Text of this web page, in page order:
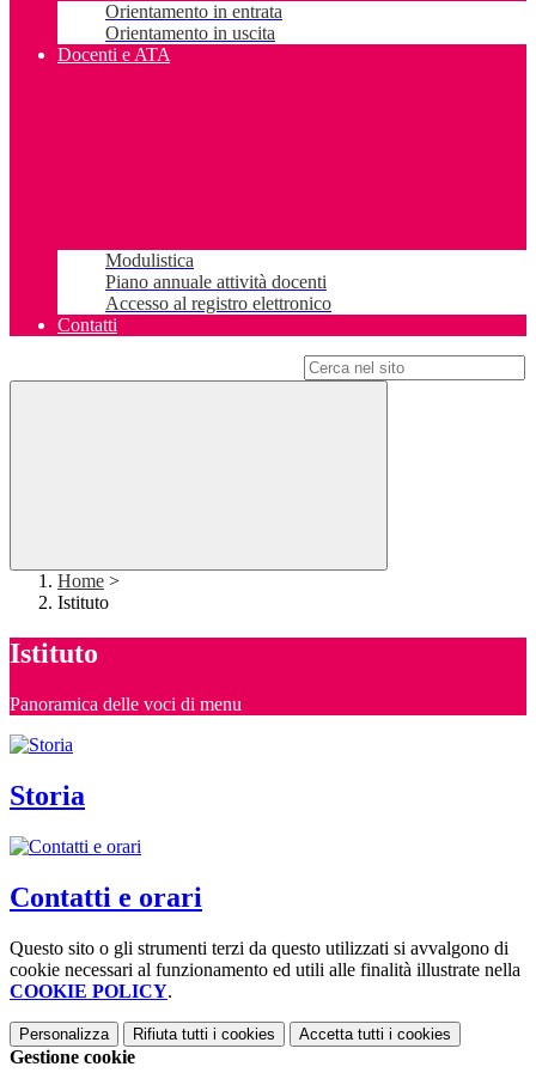
Orientamento in entrata
Orientamento in uscita
Docenti e ATA
Modulistica
Piano annuale attività docenti
Accesso al registro elettronico
Contatti
Home >
Istituto
Istituto
Panoramica delle voci di menu
Storia
Contatti e orari
Questo sito o gli strumenti terzi da questo utilizzati si avvalgono di
cookie necessari al funzionamento ed utili alle finalità illustrate nella
COOKIE POLICY.
Personalizza Rifiuta tutti i cookies Accetta tutti i cookies
Gestione cookie